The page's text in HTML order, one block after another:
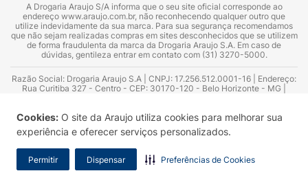
Cookies: O site da Araujo utiliza cookies para melhorar sua
experiência e oferecer serviços personalizados.
Permitir Dispensar Preferências de Cookies
A Drogaria Araujo S/A informa que o seu site oficial corresponde ao
endereço www.araujo.com.br, não reconhecendo qualquer outro que
utilize indevidamente da sua marca. Para sua segurança recomendamos
que não sejam realizadas compras em sites desconhecidos que se utilizem
de forma fraudulenta da marca da Drogaria Araujo S.A. Em caso de
dúvidas, gentileza entrar em contato com (31) 3270-5000.
Razão Social: Drogaria Araujo S.A | CNPJ: 17.256.512.0001-16 | Endereço:
Rua Curitiba 327 - Centro - CEP: 30170-120 - Belo Horizonte - MG |
Azevedo Guimarães – CRF 10.965 | Yasmin Silva Alvarenga – CRF 52.584 -
Consultor substituto: Thiago Aguiar Pinheiro - CRF Nº 13.748. Alvará
Sanitário: 2025020713 | Autorização de Funcionamento da Empresa (AFE):